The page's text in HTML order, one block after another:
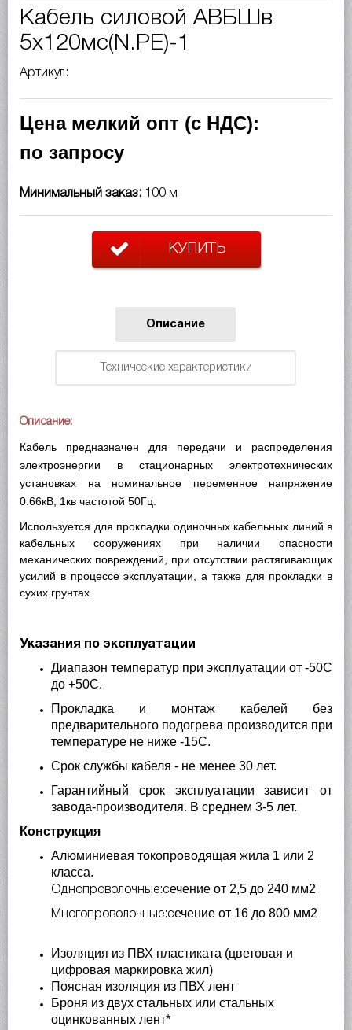
Кабель силовой АВБШв
5х120мс(N.PE)-1
Артикул:
Цена мелкий опт (с НДС):
по запросу
Минимальный заказ: 100 м
КУПИТЬ
Описание
Технические характеристики
Описание:
Кабель предназначен для передачи и распределения
электроэнергии в стационарных электротехнических
установках на номинальное переменное напряжение
0.66кВ, 1кв частотой 50Гц.
Используется для прокладки одиночных кабельных линий в
кабельных сооружениях при наличии опасности
механических повреждений, при отсутствии растягивающих
усилий в процессе эксплуатации, а также для прокладки в
сухих грунтах.
Указания по эксплуатации
Диапазон температур при эксплуатации от -50С
до +50С.
Прокладка и монтаж кабелей без
предварительного подогрева производится при
температуре не ниже -15С.
Срок службы кабеля - не менее 30 лет.
Гарантийный срок эксплуатации зависит от
завода-производителя. В среднем 3-5 лет.
Конструкция
Алюминиевая токопроводящая жила 1 или 2
класса.
Однопроволочные:сечение от 2,5 до 240 мм2
Многопроволочные:сечение от 16 до 800 мм2
Изоляция из ПВХ пластиката (цветовая и
цифровая маркировка жил)
Поясная изоляция из ПВХ лент
Броня из двух стальных или стальных
оцинкованных лент*